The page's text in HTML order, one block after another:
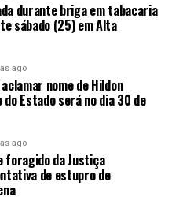
durante briga em tabacaria
sábado (25) em Alta
ago
nome de Hildon
do Estado será no dia 30 de
ago
foragido da Justiça
de estupro de